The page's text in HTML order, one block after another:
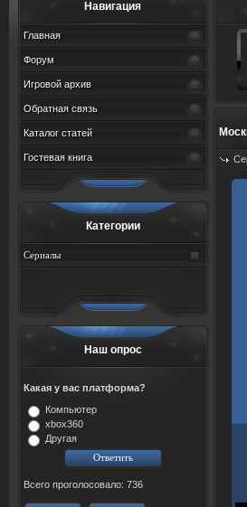
Навигация
Главная
Форум
Игровой архив
Обратная связь
Каталог статей
Гостевая книга
Категории
Сериалы
Наш опрос
Какая у вас платформа?
Компьютер
xbox360
Другая
Всего проголосовало: 736